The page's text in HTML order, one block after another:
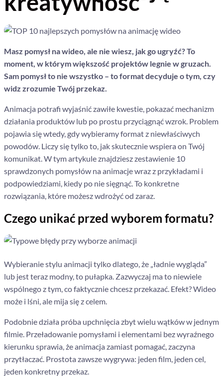
Masz pomysł na wideo, ale nie wiesz, jak go ugryźć?To
moment, w którym większość projektów legnie w gruzach.
Sam pomysł to nie wszystko – to format decyduje o tym, czy
widz zrozumie Twój przekaz.
Animacja potrafi wyjaśnić zawiłe kwestie, pokazać mechanizm
działania produktów lub po prostu przyciągnąć wzrok. Problem
pojawia się wtedy, gdy wybieramy format z niewłaściwych
powodów. Liczy się tylko to, jak skutecznie wspiera on Twój
komunikat. W tym artykule znajdziesz zestawienie 10
sprawdzonych pomysłów na animacje wraz z przykładami i
podpowiedziami, kiedy po nie sięgnąć. To konkretne
rozwiązania, które możesz wdrożyć od zaraz.
Czego unikać przed wyborem formatu?
Wybieranie stylu animacji tylko dlatego, że „ładnie wygląda”
lub jest teraz modny, to pułapka. Zazwyczaj ma to niewiele
wspólnego z tym, co faktycznie chcesz przekazać. Efekt? Wideo
może i lśni, ale mija się z celem.
Podobnie działa próba upchnięcia zbyt wielu wątków w jednym
filmie. Przeładowanie pomysłami i elementami bez wyraźnego
kierunku sprawia, że animacja zamiast pomagać, zaczyna
przytłaczać. Prostota zawsze wygrywa: jeden film, jeden cel,
jeden konkretny przekaz.